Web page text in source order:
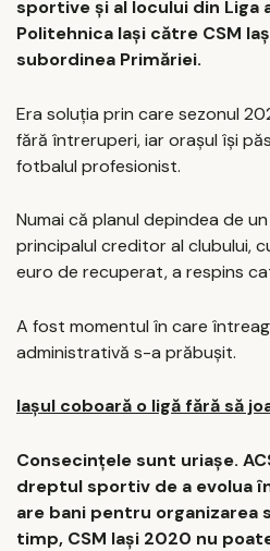
sportive și al locului din Liga
Politehnica Iași către CSM
subordinea Primăriei.
Era soluția prin care sezonul
fără întreruperi, iar orașul își
fotbalul profesionist.
Numai că planul depindea de
principalul creditor al clubului,
euro de recuperat, a respins
A fost momentul în care
administrativă s-a prăbușit.
Iașul coboară o ligă fără să
Consecințele sunt uriașe.
dreptul sportiv de a evolua
are bani pentru organizarea
timp, CSM Iași 2020 nu